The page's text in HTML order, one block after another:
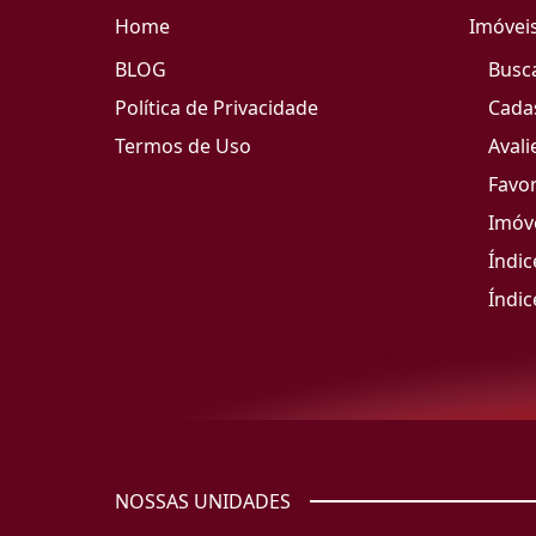
Home
BLOG
Política de Privacidade
Termos de Uso
NOSSAS UNIDADES